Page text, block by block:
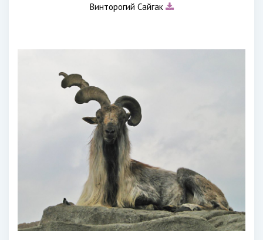
Винторогий Сайгак